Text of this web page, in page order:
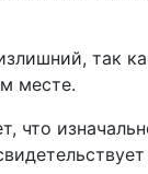
так
месте.
что